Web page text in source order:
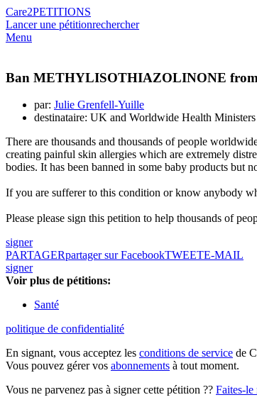
Care2PETITIONS
Lancer une pétitionrechercher
Menu
Ban METHYLISOTHIAZOLINONE
par: Julie Grenfell-Yuille
destinataire: UK and Worldwide Health Ministers
There are thousands and thousands of people
creating painful skin allergies which are extremely
bodies. It has been banned in some baby products but
If you are sufferer to this condition or know anybody
Please please sign this petition to help thousands of
signer
PARTAGERpartager sur FacebookTWEETE-MAIL
signer
Voir plus de pétitions:
Santé
politique de confidentialité
En signant, vous acceptez les conditions de service de
Vous pouvez gérer vos abonnements à tout moment.
Vous ne parvenez pas à signer cette pétition ?? Faites-le